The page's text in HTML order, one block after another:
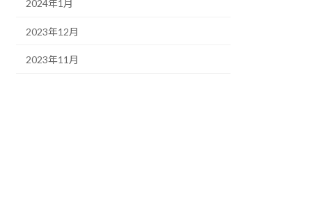
2024年1月
2023年12月
2023年11月